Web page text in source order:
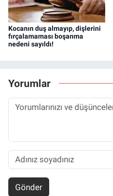
Kocanın duş almayıp, dişlerini
fırçalamaması boşanma
nedeni sayıldı!
Yorumlar
Gönder